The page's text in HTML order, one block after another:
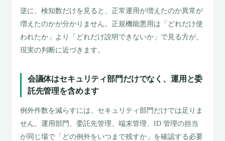
逆に、検知数だけを見ると、正常運用が増えたのか異常が
増えたのかが分かりません。正規機能悪用は「どれだけ使
われたか」より「どれだけ説明できないか」で見る方が、
現実の判断に近づきます。
会議体はセキュリティ部門だけでなく、運用と委
託先管理を含めます
例外件数を減らすには、セキュリティ部門だけでは足りま
せん。運用部門、委託先管理、端末管理、ID 管理の担当
が同じ場で「どの例外をいつまで残すか」を確認する必要